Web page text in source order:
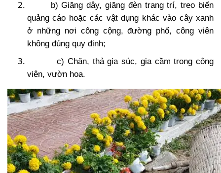
b) Giăng dây, giăng đèn trang trí, treo biển
quảng cáo hoặc các vật dụng khác vào cây xanh
ở những nơi công cộng, đường phố, công viên
không đúng quy định;
c) Chăn, thả gia súc, gia cầm trong công
viên, vườn hoa.